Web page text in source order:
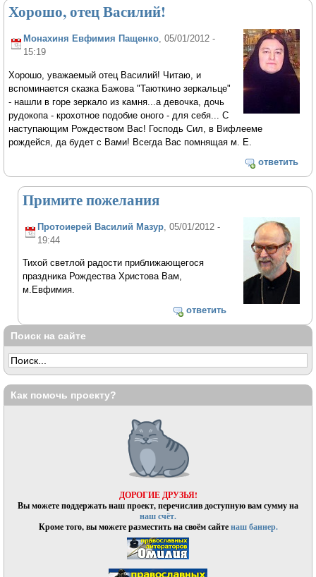
Хорошо, отец Василий!
Монахиня Евфимия Пащенко , 05/01/2012 -
15:19
Хорошо, уважаемый отец Василий! Читаю, и
вспоминается сказка Бажова "Таюткино зеркальце"
- нашли в горе зеркало из камня...а девочка, дочь
рудокопа - крохотное подобие оного - для себя... С
наступающим Рождеством Вас! Господь Сил, в Вифлееме
рождейся, да будет с Вами! Всегда Вас помнящая м. Е.
ответить
Примите пожелания
Протоиерей Василий Мазур , 05/01/2012 -
19:44
Тихой светлой радости приближающегося
праздника Рождества Христова Вам,
м.Евфимия.
ответить
Поиск на сайте
Как помочь проекту?
ДОРОГИЕ ДРУЗЬЯ!
Вы можете поддержать наш проект, перечислив доступную вам сумму на
наш счёт.
Кроме того, вы можете разместить на своём сайтенаш баннер.